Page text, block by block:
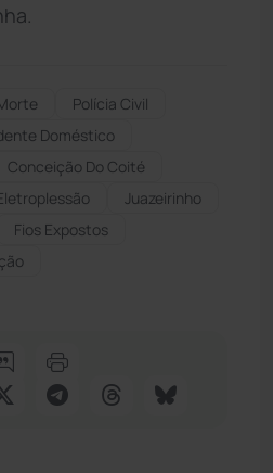
Polícia Civil
Doméstico
Conceição Do Coité
Juazeirinho
Fios Expostos